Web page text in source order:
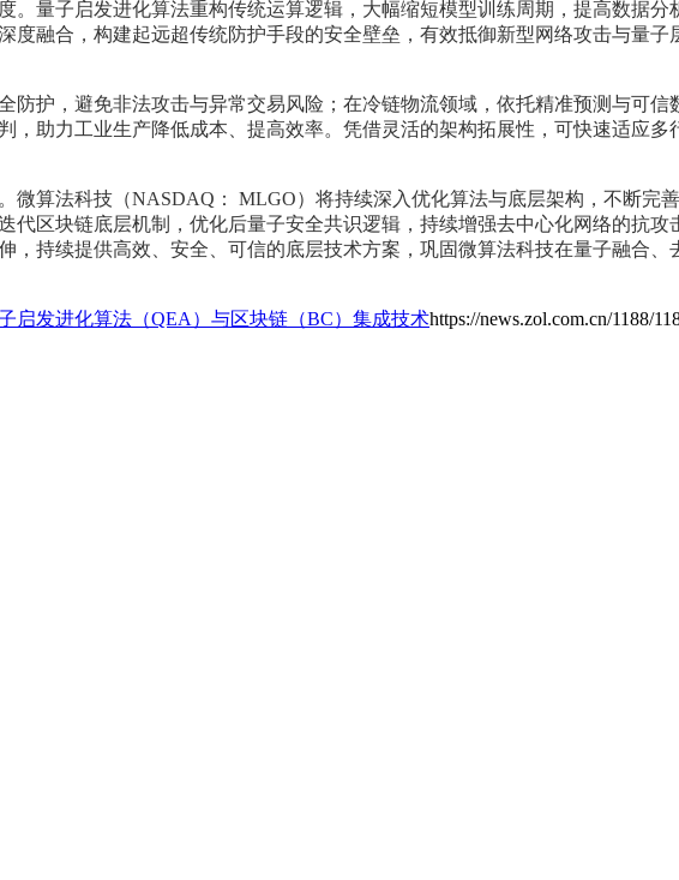
量子启发进化算法重构传统运算逻辑，大幅缩短模型训练周期，提高数据
融合，构建起远超传统防护手段的安全壁垒，有效抵御新型网络攻击与量
护，避免非法攻击与异常交易风险；在冷链物流领域，依托精准预测与可
助力工业生产降低成本、提高效率。凭借灵活的架构拓展性，可快速适应多
算法科技（NASDAQ： MLGO）将持续深入优化算法与底层架构，不断完
区块链底层机制，优化后量子安全共识逻辑，持续增强去中心化网络的抗
持续提供高效、安全、可信的底层技术方案，巩固微算法科技在量子融合、
启发进化算法（QEA）与区块链（BC）集成技术https://news.zol.com.cn/1188/